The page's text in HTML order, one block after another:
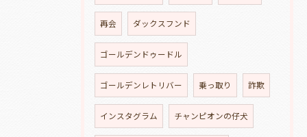
再会 ダックスフンド
ゴールデンドゥードル
ゴールデンレトリバー 乗っ取り 詐欺
インスタグラム チャンピオンの仔犬